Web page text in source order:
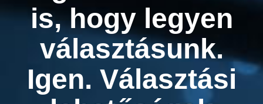
is, hogy legyen
választásunk.
Igen. Választási